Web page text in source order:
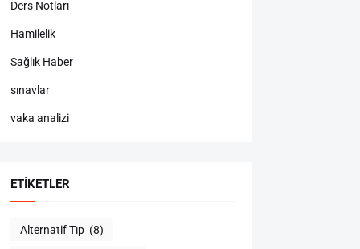
Ders Notları
Hamilelik
Sağlık Haber
sınavlar
vaka analizi
ETIKETLER
Alternatif Tıp (8)